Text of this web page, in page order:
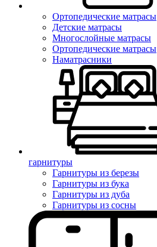
Ортопедические матрасы
Детские матрасы
Многослойные матрасы
Ортопедические матрасы
Наматрасники
гарнитуры
Гарнитуры из березы
Гарнитуры из бука
Гарнитуры из дуба
Гарнитуры из сосны